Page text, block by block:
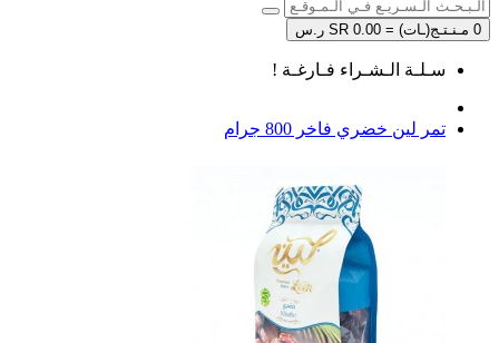
0 مـنـتـج(ـات) = SR 0.00 ر.س
سـلـة الـشـراء فـارغـة !
تمر لين خضري فاخر 800 جرام